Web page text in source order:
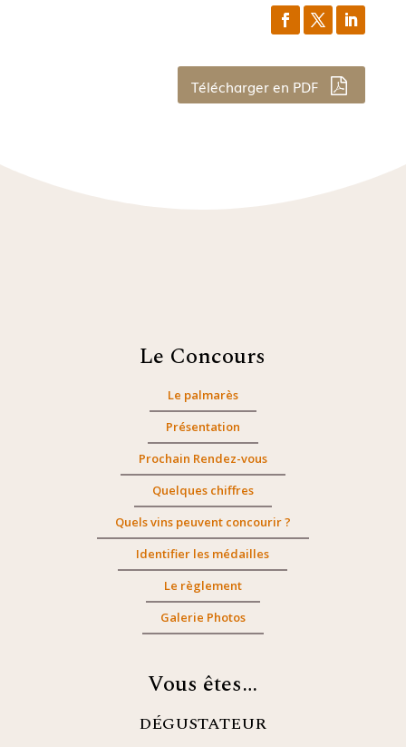
Télécharger en PDF
Le Concours
Le palmarès
Présentation
Prochain Rendez-vous
Quelques chiffres
Quels vins peuvent concourir ?
Identifier les médailles
Le règlement
Galerie Photos
Vous êtes…
DÉGUSTATEUR